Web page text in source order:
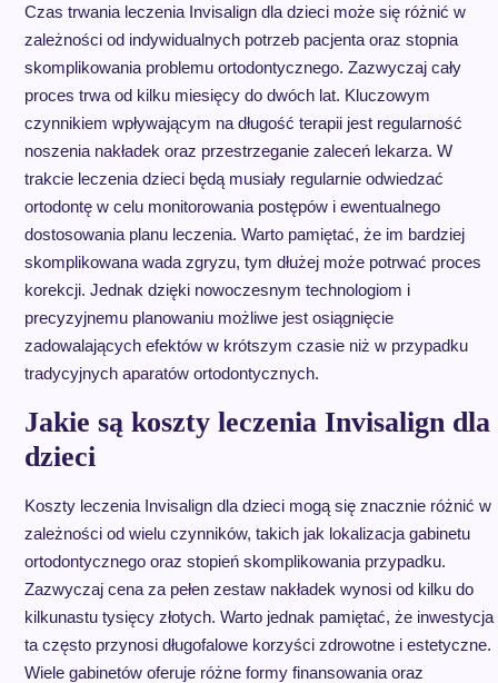
Czas trwania leczenia Invisalign dla dzieci może się różnić w
zależności od indywidualnych potrzeb pacjenta oraz stopnia
skomplikowania problemu ortodontycznego. Zazwyczaj cały
proces trwa od kilku miesięcy do dwóch lat. Kluczowym
czynnikiem wpływającym na długość terapii jest regularność
noszenia nakładek oraz przestrzeganie zaleceń lekarza. W
trakcie leczenia dzieci będą musiały regularnie odwiedzać
ortodontę w celu monitorowania postępów i ewentualnego
dostosowania planu leczenia. Warto pamiętać, że im bardziej
skomplikowana wada zgryzu, tym dłużej może potrwać proces
korekcji. Jednak dzięki nowoczesnym technologiom i
precyzyjnemu planowaniu możliwe jest osiągnięcie
zadowalających efektów w krótszym czasie niż w przypadku
tradycyjnych aparatów ortodontycznych.
Jakie są koszty leczenia Invisalign dla
dzieci
Koszty leczenia Invisalign dla dzieci mogą się znacznie różnić w
zależności od wielu czynników, takich jak lokalizacja gabinetu
ortodontycznego oraz stopień skomplikowania przypadku.
Zazwyczaj cena za pełen zestaw nakładek wynosi od kilku do
kilkunastu tysięcy złotych. Warto jednak pamiętać, że inwestycja
ta często przynosi długofalowe korzyści zdrowotne i estetyczne.
Wiele gabinetów oferuje różne formy finansowania oraz